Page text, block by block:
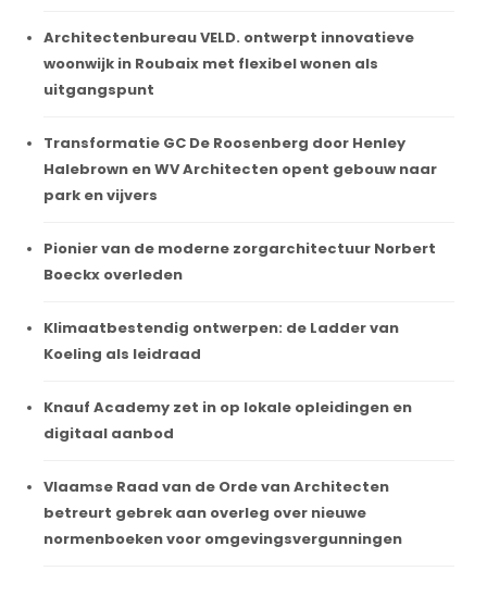
Architectenbureau VELD. ontwerpt innovatieve
woonwijk in Roubaix met flexibel wonen als
uitgangspunt
Transformatie GC De Roosenberg door Henley
Halebrown en WV Architecten opent gebouw naar
park en vijvers
Pionier van de moderne zorgarchitectuur Norbert
Boeckx overleden
Klimaatbestendig ontwerpen: de Ladder van
Koeling als leidraad
Knauf Academy zet in op lokale opleidingen en
digitaal aanbod
Vlaamse Raad van de Orde van Architecten
betreurt gebrek aan overleg over nieuwe
normenboeken voor omgevingsvergunningen